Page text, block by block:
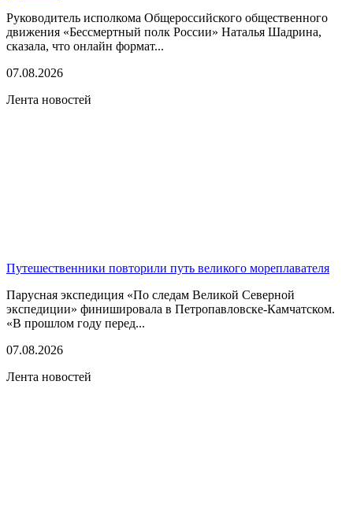
Руководитель исполкома Общероссийского общественного
движения «Бессмертный полк России» Наталья Шадрина,
сказала, что онлайн формат...
07.08.2026
Лента новостей
Путешественники повторили путь великого мореплавателя
Парусная экспедиция «По следам Великой Северной
экспедиции» финишировала в Петропавловске-Камчатском.
«В прошлом году перед...
07.08.2026
Лента новостей